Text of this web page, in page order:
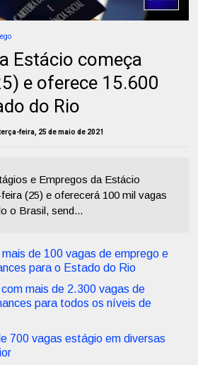
Estácio começa
e oferece 15.600
do Rio
feira, 25 de maio de 2021
e Empregos da Estácio
(25) e oferecerá 100 mil vagas
o Brasil, send...
de 100 vagas de emprego e
para o Estado do Rio
mais de 2.300 vagas de
para todos os níveis de
700 vagas estágio em diversas